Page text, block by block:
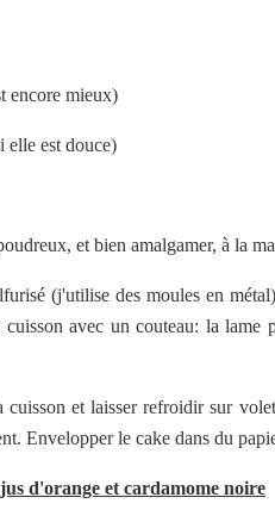
encore mieux)
elle est douce)
et bien amalgamer, à la
(j'utilise des moules en
avec un couteau: la lame
et laisser refroidir sur
Envelopper le cake dans du
d'orange et cardamome noire